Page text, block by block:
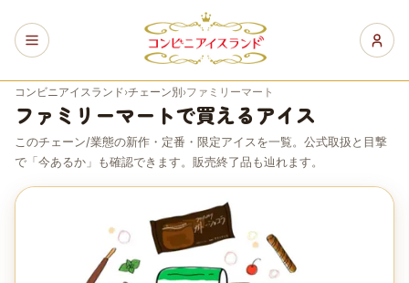
コンビニアイスランド›チェーン別›ファミリーマート
ファミリーマートで買えるアイス
このチェーン/業態の新作・定番・限定アイスを一覧。公式取扱と目撃
で「今あるか」も確認できます。販売終了品も辿れます。